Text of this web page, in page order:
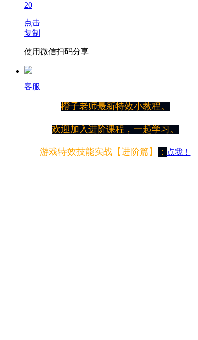
20
点击
复制
使用微信扫码分享
客服
橙子老师最新特效小教程。
欢迎加入进阶课程，一起学习。
游戏特效技能实战【进阶篇】 ： 点我！